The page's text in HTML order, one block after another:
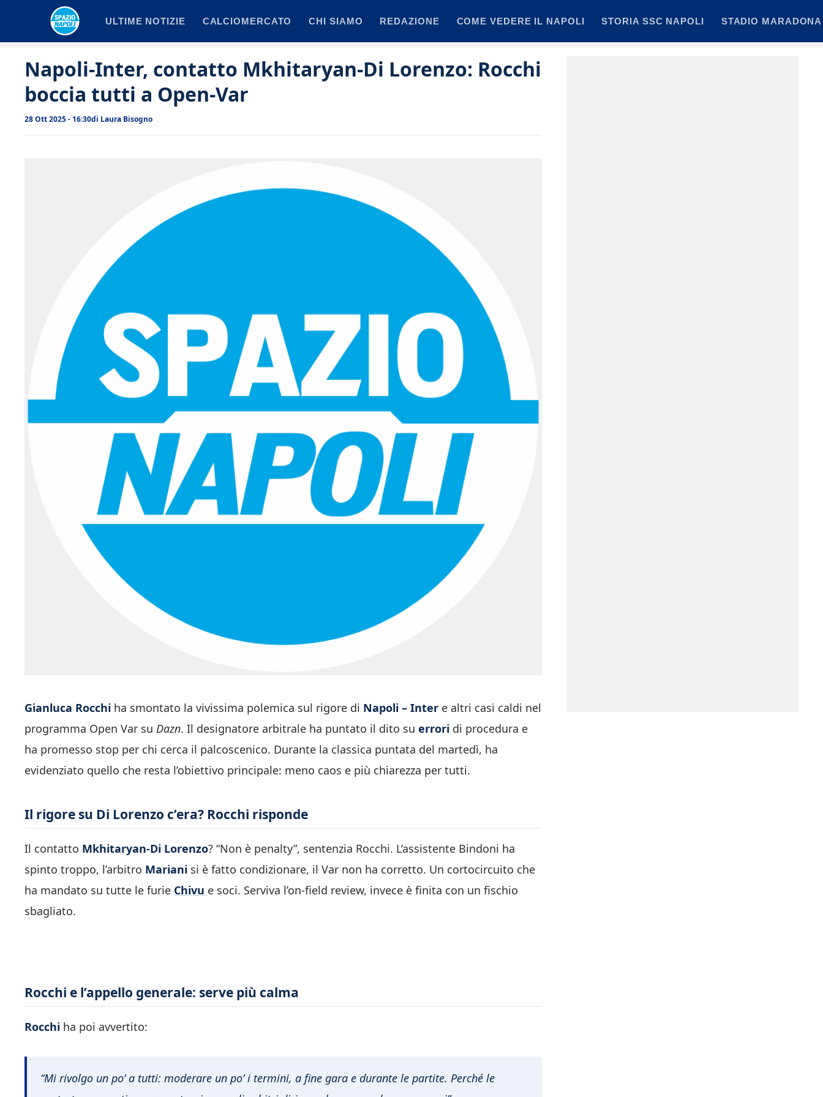
ULTIME NOTIZIE CALCIOMERCATO CHI SIAMO REDAZIONE COME VEDERE IL NAPOLI STORIA SSC NAPOLI STADIO MARADONA
Napoli-Inter, contatto Mkhitaryan-Di Lorenzo: Rocchi
boccia tutti a Open-Var
28 Ott 2025 - 16:30di Laura Bisogno
Gianluca Rocchi ha smontato la vivissima polemica sul rigore di Napoli – Inter e altri casi caldi nel
programma Open Var su Dazn. Il designatore arbitrale ha puntato il dito su errori di procedura e
ha promesso stop per chi cerca il palcoscenico. Durante la classica puntata del martedì, ha
evidenziato quello che resta l’obiettivo principale: meno caos e più chiarezza per tutti.
Il rigore su Di Lorenzo c’era? Rocchi risponde
Il contatto Mkhitaryan-Di Lorenzo? “Non è penalty”, sentenzia Rocchi. L’assistente Bindoni ha
spinto troppo, l’arbitro Mariani si è fatto condizionare, il Var non ha corretto. Un cortocircuito che
ha mandato su tutte le furie Chivu e soci. Serviva l’on-field review, invece è finita con un fischio
sbagliato.
Rocchi e l’appello generale: serve più calma
Rocchi ha poi avvertito:
“Mi rivolgo un po’ a tutti: moderare un po’ i termini, a fine gara e durante le partite. Perché le